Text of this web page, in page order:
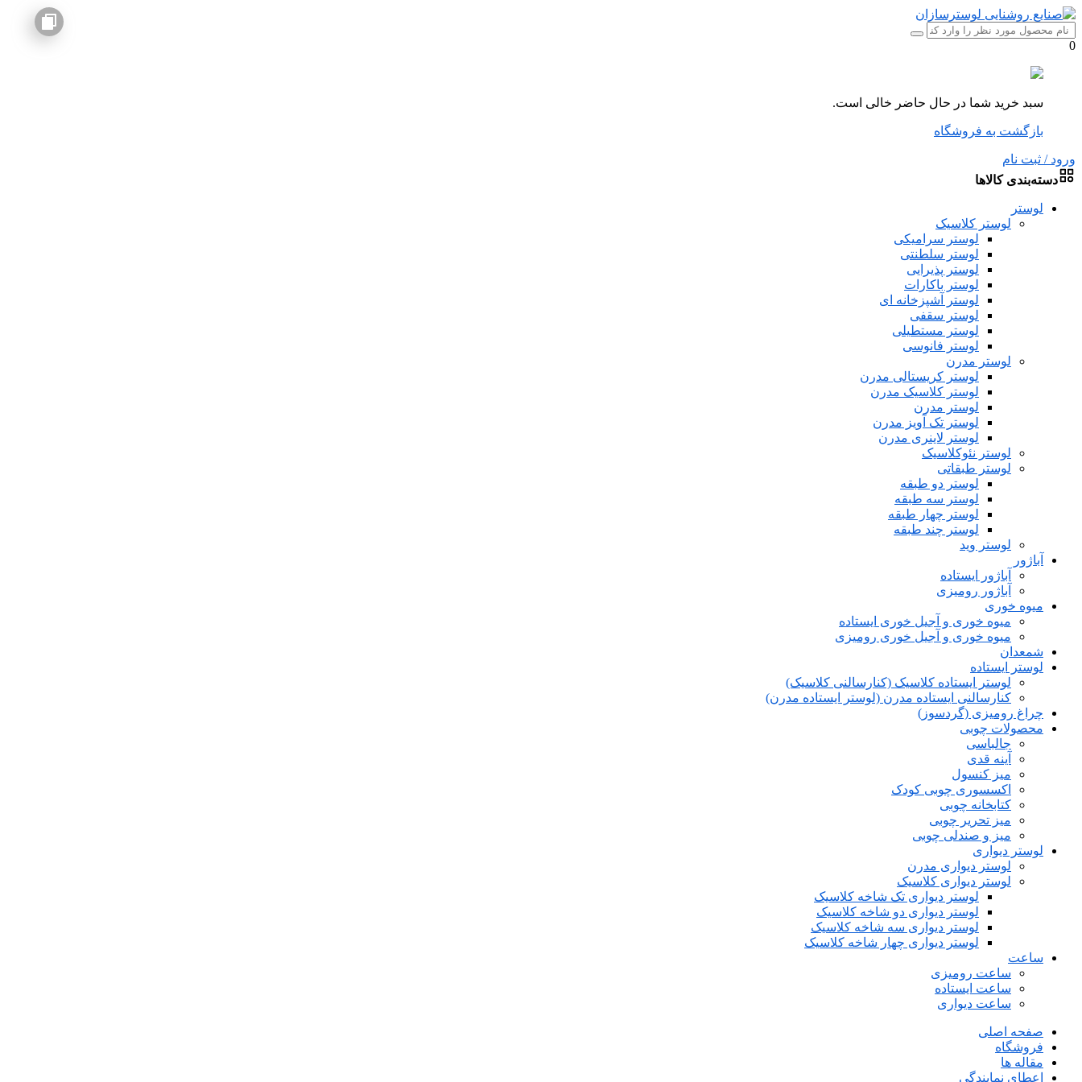
0
سبد خرید شما در حال حاضر خالی است.
بازگشت به فروشگاه
ورود / ثبت نام
دسته‌بندی کالاها
لوستر
لوستر کلاسیک
لوستر سرامیکی
لوستر سلطنتی
لوستر پذیرایی
لوستر باکارات
لوستر آشپزخانه ای
لوستر سقفی
لوستر مستطیلی
لوستر فانوسی
لوستر مدرن
لوستر کریستالی مدرن
لوستر کلاسیک مدرن
لوستر مدرن
لوستر تک آویز مدرن
لوستر لاینری مدرن
لوستر نئوکلاسیک
لوستر طبقاتی
لوستر دو طبقه
لوستر سه طبقه
لوستر چهار طبقه
لوستر چند طبقه
لوستر وید
آباژور
آباژور ایستاده
آباژور رومیزی
میوه خوری
میوه خوری و آجیل خوری ایستاده
میوه خوری و آجیل خوری رومیزی
شمعدان
لوستر ایستاده
لوستر ایستاده کلاسیک (کنارسالنی کلاسیک)
کنارسالنی ایستاده مدرن (لوستر ایستاده مدرن)
چراغ رومیزی (گردسوز)
محصولات چوبی
جالباسی
آینه قدی
میز کنسول
اکسسوری چوبی کودک
کتابخانه چوبی
میز تحریر چوبی
میز و صندلی چوبی
لوستر دیواری
لوستر دیواری مدرن
لوستر دیواری کلاسیک
لوستر دیواری تک شاخه کلاسیک
لوستر دیواری دو شاخه کلاسیک
لوستر دیواری سه شاخه کلاسیک
لوستر دیواری چهار شاخه کلاسیک
ساعت
ساعت رومیزی
ساعت ایستاده
ساعت دیواری
صفحه اصلی
فروشگاه
مقاله ها
اعطای نمایندگی